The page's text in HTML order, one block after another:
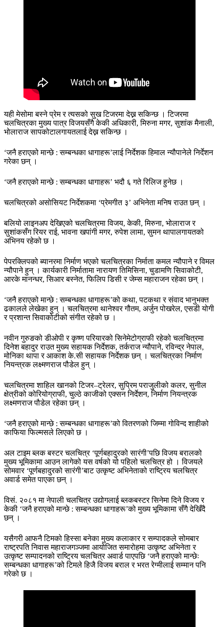
यही मेसोमा बस्ने प्रेम र त्यसको सुख टिजरमा देख्न सकिन्छ । टिजरमा
चलचित्रका मुख्य पात्र विजयसँगै केकी अधिकारी, मिरुना मगर, सुशांक मैनाली,
भोलाराज सापकोटालगायतलाई देख्न सकिन्छ ।
‘जनै हराएको मान्छे : सम्बन्धका धागाहरू’लाई निर्देशक हिमाल न्यौपानेले निर्देशन
गरेका छन् ।
‘जनै हराएको मान्छे : सम्बन्धका धागाहरू’ भदौ ६ गते रिलिज हुनेछ ।
चलचित्रको असोसियट निर्देशकमा ‘प्रेमगीत ३’ अभिनेता मनिष राउत छन् ।
बलियो लाइनअप देखिएको चलचित्रमा विजय, केकी, मिरुना, भोलाराज र
सुशांकसँग रियर राई, भावना खपांगी मगर, रुपेश लामा, सुमन थापालगायतको
अभिनय रहेको छ ।
पेपरक्लिपको ब्यानरमा निर्माण भएको चलचित्रका निर्माता कमल न्यौपाने र विमल
न्यौपाने हुन् । कार्यकारी निर्मातामा नारायण तिमिसिना, चुडामणि सिवाकोटी,
आरके मानन्धर, सिआर बस्नेत, फिलिप डिसी र जेम्स महाराजन रहेका छन् ।
‘जनै हराएको मान्छे : सम्बन्धका धागाहरू’को कथा, पटकथा र संवाद भानुभक्त
ढकालले लेखेका हुन् । चलचित्रमा थानेश्वर गौतम, अर्जुन पोखरेल, एसडी योगी
र प्रशान्त सिवाकोटीको संगीत रहेको छ ।
नवीन गुरुङको डीओपी र कृष्ण परियारको सिनेमेटोग्राफी रहेको चलचित्रमा
दिनेश बहादुर राउत मुख्य सहायक निर्देशक, तर्कराज न्यौपाने, रविन्द्र नेपाल,
मोनिका थापा र आकाश के.सी सहायक निर्देशक छन् । चलचित्रका निर्माण
नियन्त्रक लक्ष्मणराज पौडेल हुन् ।
चलचित्रमा शाहिल खानको टिजर–ट्रेलर, सुप्रिम पराजुलीको कलर, सुनील
क्षेत्रीको कोरियोग्राफी, चुल्ठे काजीको एक्सन निर्देशन, निर्माण नियन्त्रक
लक्ष्मणराज पौडेल रहेका छन् ।
‘जनै हराएको मान्छे : सम्बन्धका धागाहरू’को वितरणको जिम्मा गोविन्द शाहीको
काफिया फिल्मसले लिएको छ ।
अल टाइम ब्लक बस्टर चलचित्र ‘पूर्णबहादुरको सारंगी’पछि विजय बरालको
मुख्य भूमिकामा आउन लागेको यस वर्षको यो पहिलो चलचित्र हो । विजयले
सोमवार ‘पूर्णबहादुरको सारंगी’बाट उत्कृष्ट अभिनेताको राष्ट्रिय चलचित्र
अवार्ड समेत पाएका छन् ।
विसं. २०८१ मा नेपाली चलचित्र उद्योगलाई ब्लकबस्टर सिनेमा दिने विजय र
केकी ‘जनै हराएको मान्छे : सम्बन्धका धागाहरू’को मुख्य भूमिकामा सँगै देखिँदै
छन् ।
यसैगरी आफनै टिमको हिस्सा बनेका मुख्य कलाकार र सम्पादकले सोमबार
राष्ट्रपति निवास महाराजगञ्जमा आयोजित समारोहमा उत्कृष्ट अभिनेता र
उत्कृष्ट सम्पादनको राष्ट्रिय चलचित्र अवार्ड पाएपछि ‘जनै हराएको मान्छेः
सम्बन्धका धागाहरू’को टिमले हिजै विजय बराल र भरत रेग्मीलाई सम्मान पनि
गरेको छ ।